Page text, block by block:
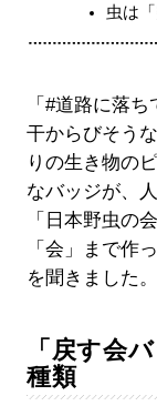
虫は
「#道路に落
干からびそう
りの生き物の
なバッジが、
「日本野虫の
「会」まで作
を聞きました。
「戻す会
種類